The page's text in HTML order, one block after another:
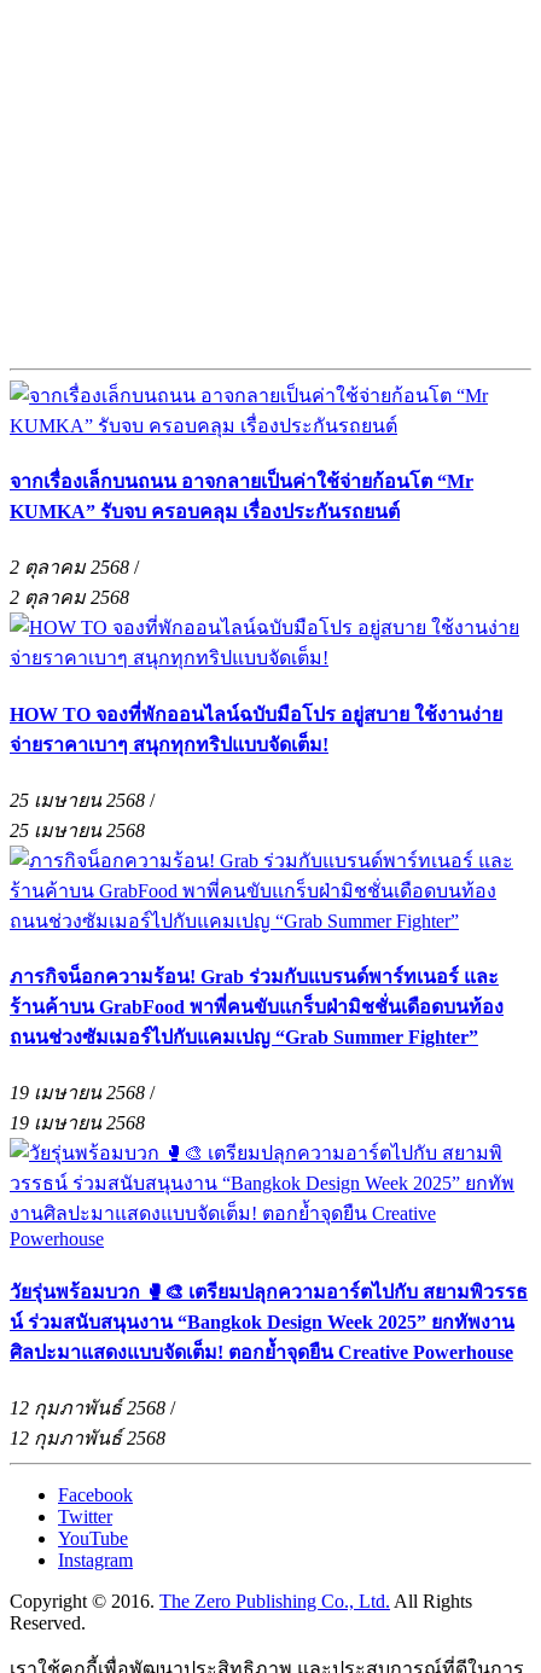
จากเรื่องเล็กบนถนน อาจกลายเป็นค่าใช้จ่ายก้อนโต “Mr
KUMKA” รับจบ ครอบคลุม เรื่องประกันรถยนต์
2 ตุลาคม 2568 /
2 ตุลาคม 2568
HOW TO จองที่พักออนไลน์ฉบับมือโปร อยู่สบาย ใช้งานง่าย
จ่ายราคาเบาๆ สนุกทุกทริปแบบจัดเต็ม!
25 เมษายน 2568 /
25 เมษายน 2568
ภารกิจน็อกความร้อน! Grab ร่วมกับแบรนด์พาร์ทเนอร์ และ
ร้านค้าบน GrabFood พาพี่คนขับแกร็บฝ่ามิชชั่นเดือดบนท้อง
ถนนช่วงซัมเมอร์ไปกับแคมเปญ “Grab Summer Fighter”
19 เมษายน 2568 /
19 เมษายน 2568
วัยรุ่นพร้อมบวก 🥊🎨 เตรียมปลุกความอาร์ตไปกับ สยามพิวรรธ
น์ ร่วมสนับสนุนงาน “Bangkok Design Week 2025” ยกทัพงาน
ศิลปะมาแสดงแบบจัดเต็ม! ตอกย้ำจุดยืน Creative Powerhouse
12 กุมภาพันธ์ 2568 /
12 กุมภาพันธ์ 2568
Facebook
Twitter
YouTube
Instagram
Copyright © 2016. The Zero Publishing Co., Ltd. All Rights
Reserved.
เราใช้คุกกี้เพื่อพัฒนาประสิทธิภาพ และประสบการณ์ที่ดีในการ